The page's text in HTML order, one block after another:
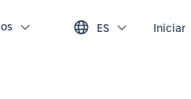
ES Iniciar